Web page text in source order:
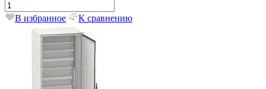
В избранное К сравнению